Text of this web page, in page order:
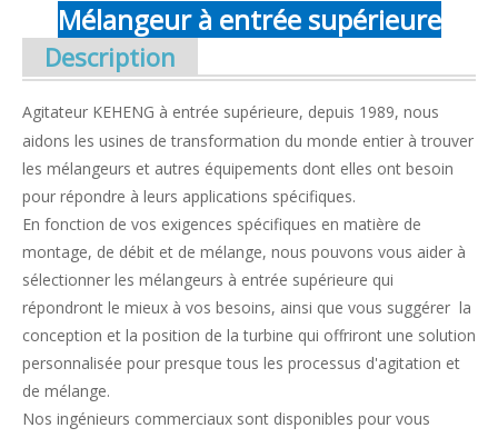
Mélangeur à entrée supérieure
Description
Agitateur KEHENG à entrée supérieure, depuis 1989, nous
aidons les usines de transformation du monde entier à trouver
les mélangeurs et autres équipements dont elles ont besoin
pour répondre à leurs applications spécifiques.
En fonction de vos exigences spécifiques en matière de
montage, de débit et de mélange, nous pouvons vous aider à
sélectionner les mélangeurs à entrée supérieure qui
répondront le mieux à vos besoins, ainsi que vous suggérer la
conception et la position de la turbine qui offriront une solution
personnalisée pour presque tous les processus d'agitation et
de mélange.
Nos ingénieurs commerciaux sont disponibles pour vous